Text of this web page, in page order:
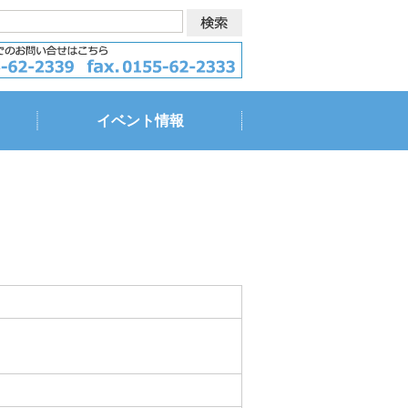
イベント情報